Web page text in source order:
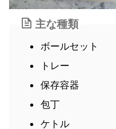
主な種類
ボールセット
トレー
保存容器
包丁
ケトル